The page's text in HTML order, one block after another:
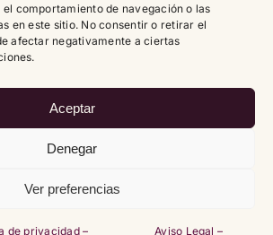
comportamiento de navegación o las
en este sitio. No consentir o retirar el
afectar negativamente a ciertas
Aceptar
Denegar
Ver preferencias
de privacidad – Aviso Legal –